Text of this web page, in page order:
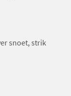
snoet, strik